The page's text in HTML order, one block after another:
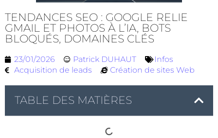
TENDANCES SEO : GOOGLE RELIE
GMAIL ET PHOTOS À L’IA, BOTS
BLOQUÉS, DOMAINES CLÉS
23/01/2026 Patrick DUHAUT
Infos
Acquisition de leads
Création de sites Web
TABLE DES MATIÈRES